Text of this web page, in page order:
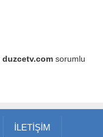
duzcetv.com sorumlu
İLETİŞİM